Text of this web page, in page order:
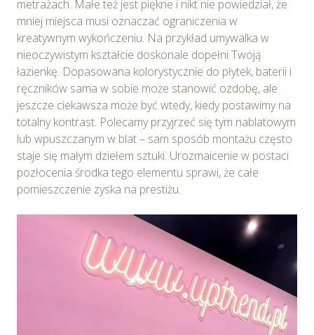
metrażach. Małe też jest piękne i nikt nie powiedział, że
mniej miejsca musi oznaczać ograniczenia w
kreatywnym wykończeniu. Na przykład umywalka w
nieoczywistym kształcie doskonale dopełni Twoją
łazienkę. Dopasowana kolorystycznie do płytek, baterii i
ręczników sama w sobie może stanowić ozdobę, ale
jeszcze ciekawsza może być wtedy, kiedy postawimy na
totalny kontrast. Polecamy przyjrzeć się tym nablatowym
lub wpuszczanym w blat – sam sposób montażu często
staje się małym dziełem sztuki. Urozmaicenie w postaci
pozłocenia środka tego elementu sprawi, że całe
pomieszczenie zyska na prestiżu.